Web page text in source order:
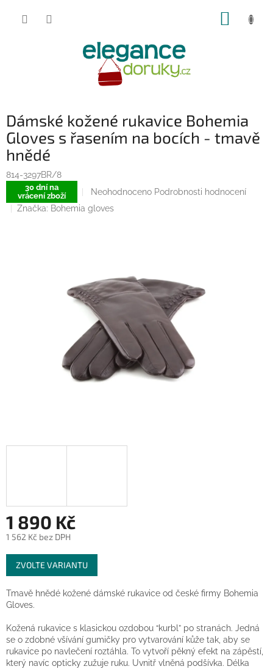
Dámské kožené rukavice Bohemia
Gloves s řasením na bocích - tmavě
hnědé
814-3297BR/8
30 dní na
vrácení zboží
Průměrné
hodnocení
produktu
Neohodnoceno Podrobnosti hodnocení
Značka: Bohemia gloves
1 890 Kč
1 562 Kč bez DPH
Měrná
cena:
ZVOLTE VARIANTU
Tmavě hnědé kožené dámské rukavice od české firmy Bohemia
Gloves.
Kožená rukavice s klasickou ozdobou “kurbl” po stranách. Jedná
se o zdobné všívání gumičky pro vytvarování kůže tak, aby se
rukavice po navlečení roztáhla. To vytvoří pěkný efekt na zápěstí,
který navíc opticky zužuje ruku. Uvnitř vlněná podšívka. Délka